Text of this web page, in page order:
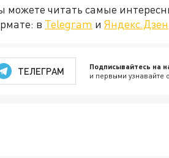
можете читать самые
в Telegram и Яндекс.Дзен
ТЕЛЕГРАМ Подписывайтесь на
и первыми узнавайте